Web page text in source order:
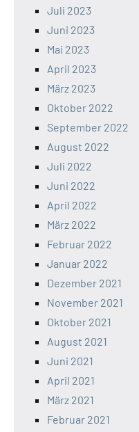
Juli 2023
Juni 2023
Mai 2023
April 2023
März 2023
Oktober 2022
September 2022
August 2022
Juli 2022
Juni 2022
April 2022
März 2022
Februar 2022
Januar 2022
Dezember 2021
November 2021
Oktober 2021
August 2021
Juni 2021
April 2021
März 2021
Februar 2021